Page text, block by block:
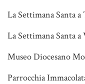
La Settimana Santa
La Settimana Santa a
Museo Diocesano
Parrocchia